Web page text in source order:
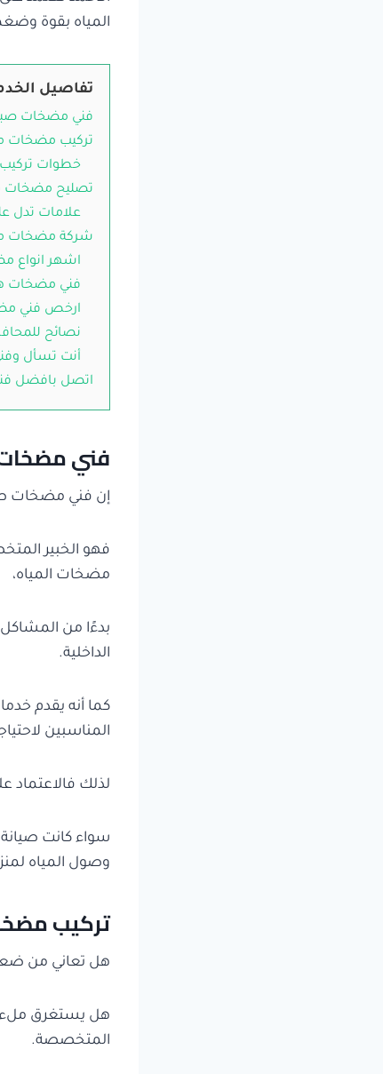
المياه بقوة
تفاصيل
فني مضخات
تركيب مضخات
خطوات
تصليح مضخات
علامات تدل
شركة مضخات
اشهر انواع
فني مضخات
ارخص فني
نصائح
أنت تسأل
اتصل بافضل
فني مضخات
إن فني مضخات
فهو الخبير
مضخات المياه،
بدءًا من
الداخلية.
كما أنه يقدم
المناسبين
لذلك
سواء كانت صيانة
وصول المياه
تركيب
هل تعاني من
هل يستغرق ملء
المتخصصة.